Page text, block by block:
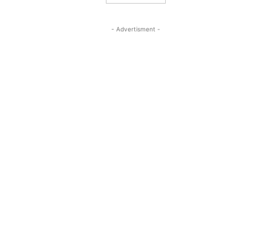
- Advertisment -